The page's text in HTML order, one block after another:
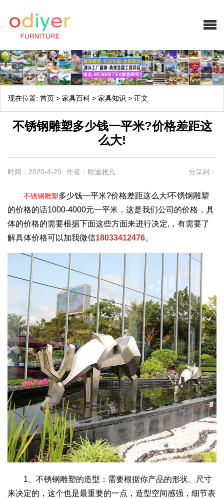
现在位置: 首页 > 家具百科 > 家具知识 > 正文
不锈钢雕塑多少钱一平米?价格差距这
么大!
时间：2020-4-29 作者：欧迪雅凡 分享到：
不锈钢雕塑多少钱一平米?价格差距这么大!不锈钢雕塑
的价格的话1000-4000元一平米，这是我们公司的价格，具
体的价格的需要根据下面这些方面来进行决定,，有需要了
解具体价格可以加我微信18033412476。
1、不锈钢雕塑的造型：需要根据你产品的形状、尺寸
来决定的，这个也是最重要的一点，造型空间感强，细节表